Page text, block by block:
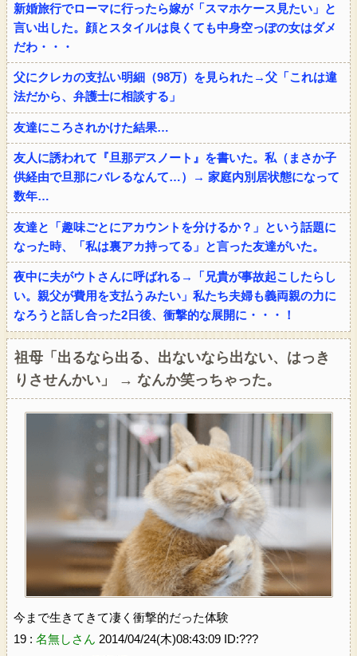
新婚旅行でローマに行ったら嫁が「スマホケース見たい」と
言い出した。顔とスタイルは良くても中身空っぽの女はダメ
だわ・・・
父にクレカの支払い明細（98万）を見られた→父「これは違
法だから、弁護士に相談する」
友達にころされかけた結果…
友人に誘われて『旦那デスノート』を書いた。私（まさか子
供経由で旦那にバレるなんて…）→ 家庭内別居状態になって
数年…
友達と「趣味ごとにアカウントを分けるか？」という話題に
なった時、「私は裏アカ持ってる」と言った友達がいた。
夜中に夫がウトさんに呼ばれる→「兄貴が事故起こしたらし
い。親父が費用を支払うみたい」私たち夫婦も義両親の力に
なろうと話し合った2日後、衝撃的な展開に・・・！
祖母「出るなら出る、出ないなら出ない、はっき
りさせんかい」 → なんか笑っちゃった。
今まで生きてきて凄く衝撃的だった体験
19 : 名無しさん 2014/04/24(木)08:43:09 ID:???